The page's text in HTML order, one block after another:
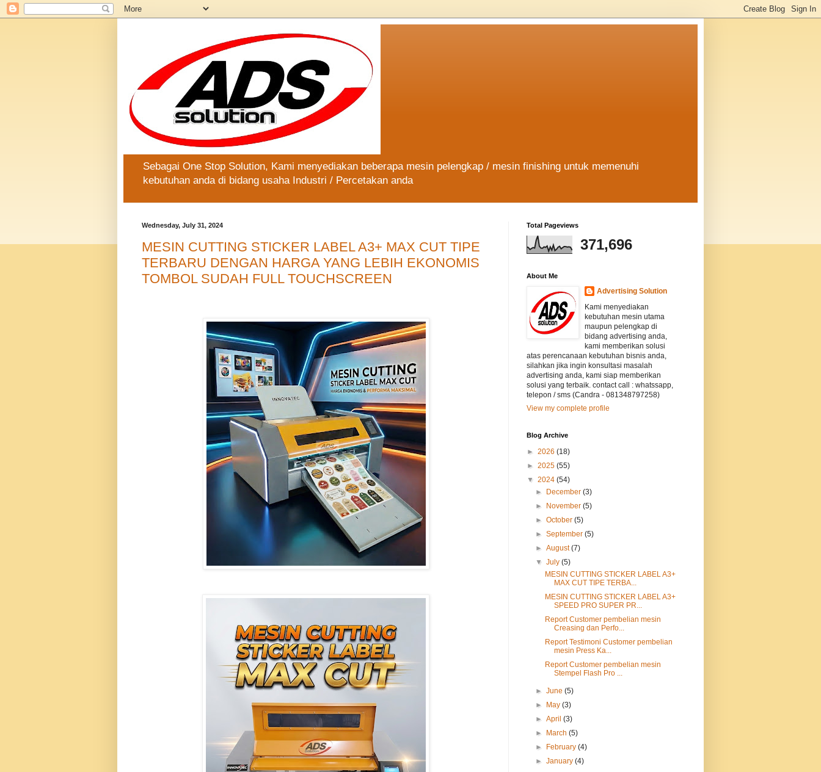
Sebagai One Stop Solution, Kami menyediakan beberapa mesin pelengkap / mesin finishing untuk memenuhi
kebutuhan anda di bidang usaha Industri / Percetakan anda
Wednesday, July 31, 2024
MESIN CUTTING STICKER LABEL A3+ MAX CUT TIPE
TERBARU DENGAN HARGA YANG LEBIH EKONOMIS
TOMBOL SUDAH FULL TOUCHSCREEN
Total Pageviews
371,696
About Me
Advertising Solution
Kami menyediakan
kebutuhan mesin utama
maupun pelengkap di
bidang advertising anda,
kami memberikan solusi
atas perencanaan kebutuhan bisnis anda,
silahkan jika ingin konsultasi masalah
advertising anda, kami siap memberikan
solusi yang terbaik. contact call : whatssapp,
telepon / sms (Candra - 081348797258)
View my complete profile
Blog Archive
► 2026 (18)
► 2025 (55)
▼ 2024 (54)
►
December(3)
►
November(5)
►October(5)
►September(5)
►August(7)
▼July(5)
MESIN CUTTING STICKER LABEL A3+
MAX CUT TIPE TERBA...
MESIN CUTTING STICKER LABEL A3+
SPEED PRO SUPER PR...
Report Customer pembelian mesin
Creasing dan Perfo...
Report Testimoni Customer pembelian
mesin Press Ka...
Report Customer pembelian mesin
Stempel Flash Pro ...
►June(5)
►
May(3)
►April(3)
►
March(5)
►
February(4)
►January(4)